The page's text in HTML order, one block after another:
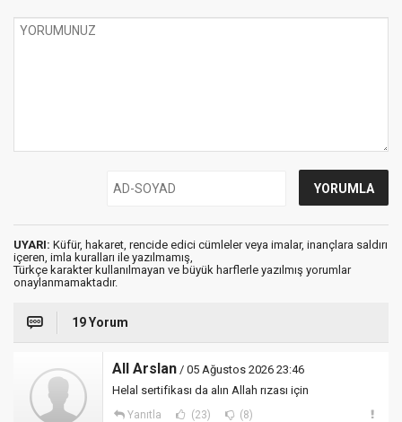
UYARI: Küfür, hakaret, rencide edici cümleler veya imalar, inançlara saldırı
içeren, imla kuralları ile yazılmamış,
Türkçe karakter kullanılmayan ve büyük harflerle yazılmış yorumlar
onaylanmamaktadır.
19 Yorum
All Arslan / 05 Ağustos 2026 23:46
Helal sertifikası da alın Allah rızası için
Yanıtla (23) (8)